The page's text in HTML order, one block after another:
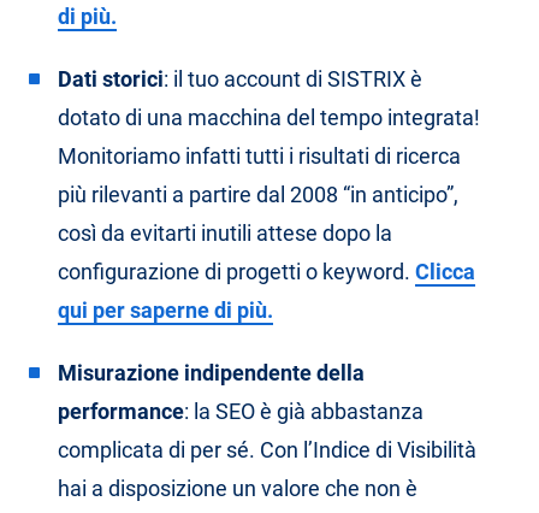
di più.
Dati storici: il tuo account di SISTRIX è
dotato di una macchina del tempo integrata!
Monitoriamo infatti tutti i risultati di ricerca
più rilevanti a partire dal 2008 “in anticipo”,
così da evitarti inutili attese dopo la
configurazione di progetti o keyword. Clicca
qui per saperne di più.
Misurazione indipendente della
performance: la SEO è già abbastanza
complicata di per sé. Con l’Indice di Visibilità
hai a disposizione un valore che non è